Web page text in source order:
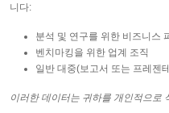
니다:
분석 및 연구를 위한 비즈니스
벤치마킹을 위한 업계 조직
일반 대중(보고서 또는 프레젠
이러한 데이터는 귀하를 개인적으로